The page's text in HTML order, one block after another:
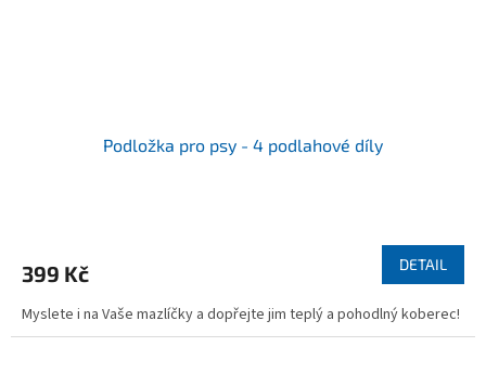
Podložka pro psy - 4 podlahové díly
399 Kč DETAIL
Myslete i na Vaše mazlíčky a dopřejte jim teplý a pohodlný koberec!